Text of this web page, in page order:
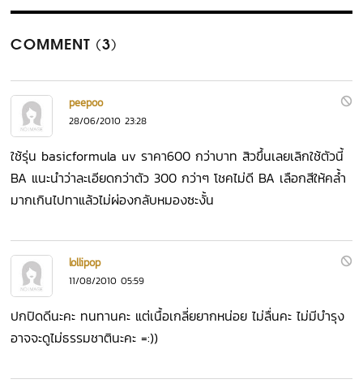
COMMENT (3)
peepoo
28/06/2010 23:28
ใช้รุ่น basicformula uv ราคา600 กว่าบาท สิวขึ้นเลยเลิกใช้ตัวนี้
BA แนะนำว่าละเอียดกว่าตัว 300 กว่าๆ โชคไม่ดี BA เลือกสีให้คล้ำ
มากเกินไปทาแล้วไม่ผ่องกลับหมองซะงั้น
lollipop
11/08/2010 05:59
ปกปิดดีนะคะ ทนทานคะ แต่เนื้อเกลี่ยยากหน่อย ไม่ลื่นคะ ไม่มีบำรุง
อาจจะดูไม่ธรรมชาตินะคะ =:))